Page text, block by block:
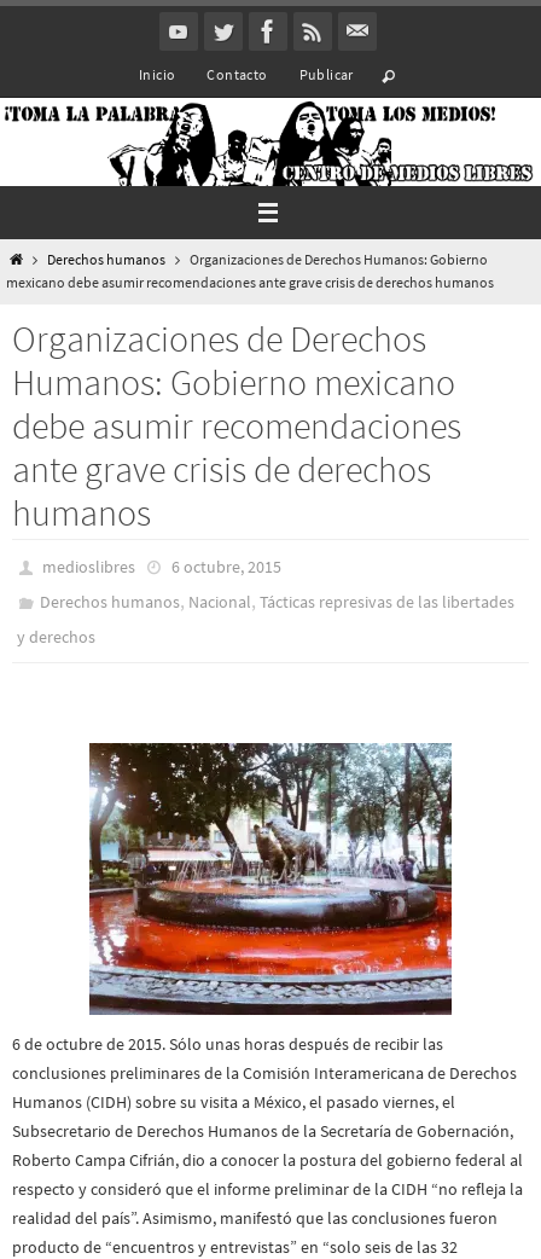
Inicio Contacto Publicar
InicioDerechos humanos
Organizaciones de Derechos Humanos: Gobierno
mexicano debe asumir recomendaciones ante grave crisis de derechos humanos
Organizaciones de Derechos
Humanos: Gobierno mexicano
debe asumir recomendaciones
ante grave crisis de derechos
humanos
medioslibres
6 octubre, 2015
Derechos humanos, Nacional,Tácticas represivas de las libertades
y derechos
6 de octubre de 2015.Sólo unas horas después de recibir las
conclusiones preliminares de la Comisión Interamericana de Derechos
Humanos (CIDH) sobre su visita a México, el pasado viernes, el
Subsecretario de Derechos Humanos de la Secretaría de Gobernación,
Roberto Campa Cifrián, dio a conocer la postura del gobierno federal al
respecto y consideró que el informe preliminar de la CIDH “no refleja la
realidad del país”. Asimismo, manifestó que las conclusiones fueron
producto de “encuentros y entrevistas” en “solo seis de las 32